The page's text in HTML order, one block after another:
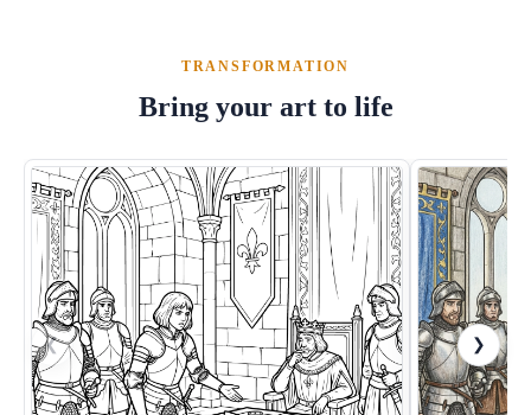
TRANSFORMATION
Bring your art to life
❮ ❯